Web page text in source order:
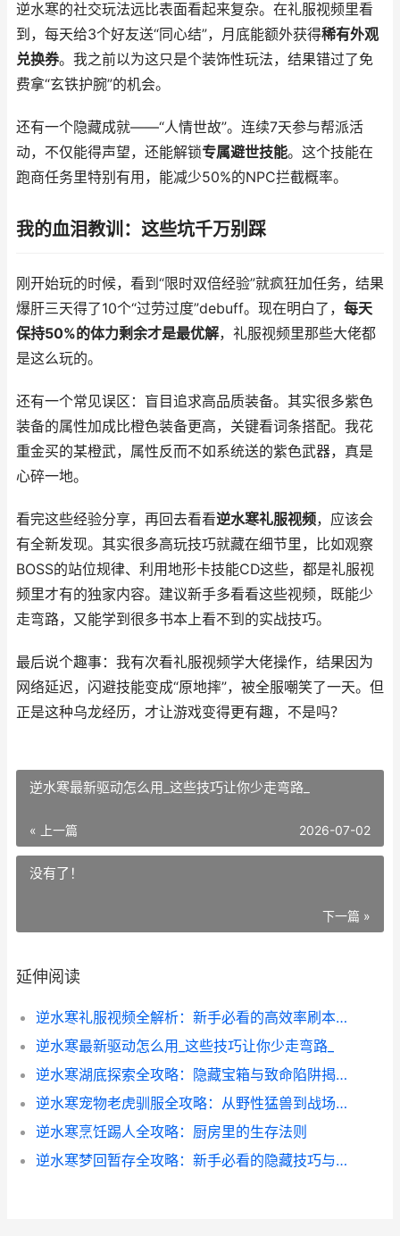
逆水寒的社交玩法远比表面看起来复杂。在礼服视频里看
到，每天给3个好友送“同心结”，月底能额外获得稀有外观
兑换券。我之前以为这只是个装饰性玩法，结果错过了免
费拿“玄铁护腕”的机会。
还有一个隐藏成就——“人情世故”。连续7天参与帮派活
动，不仅能得声望，还能解锁专属避世技能。这个技能在
跑商任务里特别有用，能减少50%的NPC拦截概率。
我的血泪教训：这些坑千万别踩
刚开始玩的时候，看到“限时双倍经验”就疯狂加任务，结果
爆肝三天得了10个“过劳过度”debuff。现在明白了， 每天
保持50%的体力剩余才是最优解，礼服视频里那些大佬都
是这么玩的。
还有一个常见误区：盲目追求高品质装备。其实很多紫色
装备的属性加成比橙色装备更高，关键看词条搭配。我花
重金买的某橙武，属性反而不如系统送的紫色武器，真是
心碎一地。
看完这些经验分享，再回去看看逆水寒礼服视频，应该会
有全新发现。其实很多高玩技巧就藏在细节里，比如观察
BOSS的站位规律、利用地形卡技能CD这些，都是礼服视
频里才有的独家内容。建议新手多看看这些视频，既能少
走弯路，又能学到很多书本上看不到的实战技巧。
最后说个趣事：我有次看礼服视频学大佬操作，结果因为
网络延迟，闪避技能变成“原地摔”，被全服嘲笑了一天。但
正是这种乌龙经历，才让游戏变得更有趣，不是吗？
逆水寒最新驱动怎么用_这些技巧让你少走弯路_
« 上一篇 2026-07-02
没有了！
下一篇 »
延伸阅读
逆水寒礼服视频全解析：新手必看的高效率刷本技巧
逆水寒最新驱动怎么用_这些技巧让你少走弯路_
逆水寒湖底探索全攻略：隐藏宝箱与致命陷阱揭秘
逆水寒宠物老虎驯服全攻略：从野性猛兽到战场神兽的蜕变
逆水寒烹饪踢人全攻略：厨房里的生存法则
逆水寒梦回暂存全攻略：新手必看的隐藏技巧与避坑指南